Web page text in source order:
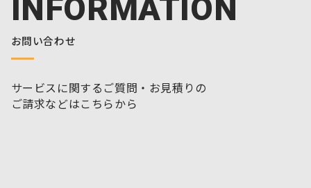
INFORMATION
お問い合わせ
サービスに関するご質問・お見積りの
ご請求などはこちらから